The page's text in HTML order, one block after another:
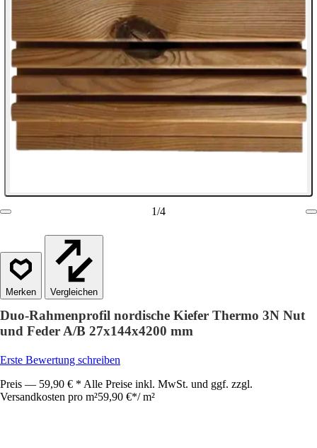
1/4
Vergleichen
Duo-Rahmenprofil nordische Kiefer Thermo 3N Nut
und Feder A/B 27x144x4200 mm
Erste Bewertung schreiben
Preis — 59,90 € * Alle Preise inkl. MwSt. und ggf. zzgl.
Versandkosten pro m²59,90 €*/ m²